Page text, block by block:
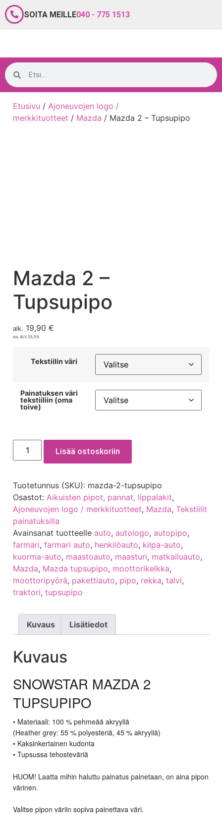
SOITA MEILLE040 - 775 1513
Etusivu / Ajoneuvojen logo /
merkkituotteet / Mazda / Mazda 2 – Tupsupipo
Mazda 2 –
Tupsupipo
alk. 19,90 €
sis. ALV 25,5%
Tekstiilin väri
Painatuksen väri
tekstiiliin (oma
toive)
Lisää ostoskoriin
Tuotetunnus (SKU): mazda-2-tupsupipo
Osastot: Aikuisten pipot, pannat, lippalakit,
Ajoneuvojen logo / merkkituotteet, Mazda, Tekstiilit
painatuksilla
Avainsanat tuotteelle auto, autologo, autopipo,
farmari, farmari auto, henkilöauto, kilpa-auto,
kuorma-auto, maastoauto, maasturi, matkailuauto,
Mazda, Mazda tupsupipo, moottorikelkka,
moottoripyörä, pakettiauto, pipo, rekka, talvi,
traktori, tupsupipo
Kuvaus Lisätiedot
Kuvaus
SNOWSTAR MAZDA 2
TUPSUPIPO
• Materiaali: 100 % pehmeää akryyliä
(Heather grey: 55 % polyesteriä, 45 % akryyliä)
• Kaksinkertainen kudonta
• Tupsussa tehosteväriä
HUOM! Laatta mihin haluttu painatus painetaan, on aina pipon
värinen.
Valitse pipon väriin sopiva painettava väri.